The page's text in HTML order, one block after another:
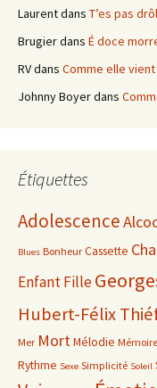
Laurentdans T’es pas
Brugierdans É doce
RVdans Comme elle
Johnny Boyerdans
Étiquettes
Adolescence
Blues Bonheur Cassette
EnfantFille
Hubert-Félix
Mer MortMélodie Mémoire
Rythme Sexe Simplicité Soleil